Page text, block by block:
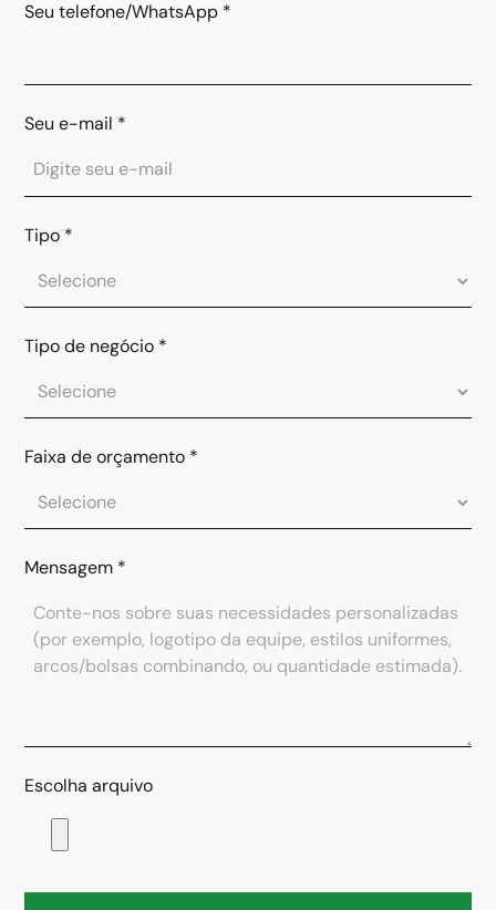
Seu telefone/WhatsApp *
Seu e-mail *
Tipo *
Tipo de negócio *
Faixa de orçamento *
Mensagem *
Escolha arquivo